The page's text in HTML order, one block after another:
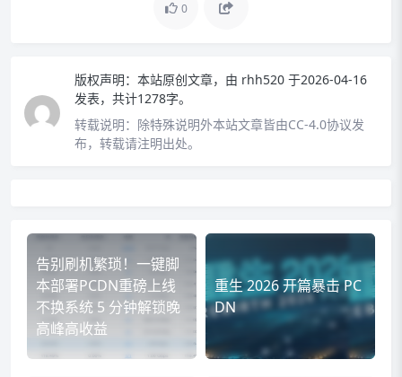
0
版权声明： 本站原创文章，由 rhh520 于2026-04-16
发表，共计1278字。
转载说明： 除特殊说明外本站文章皆由CC-4.0协议发
布，转载请注明出处。
告别刷机繁琐！一键脚
本部署PCDN重磅上线
不换系统 5 分钟解锁晚
高峰高收益
重生 2026 开篇暴击 PC
DN